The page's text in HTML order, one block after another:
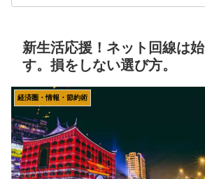
新生活応援！ネット回線は
す。損をしない選び方。
経済圏・情報・節約術